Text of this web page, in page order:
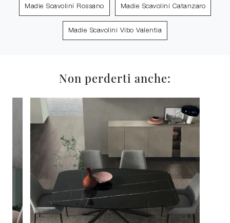
Madie Scavolini Rossano Madie Scavolini Catanzaro
Madie Scavolini Vibo Valentia
Non perderti anche: